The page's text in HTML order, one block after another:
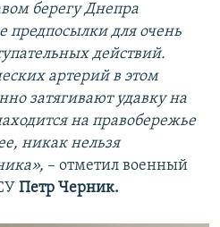
берегу Днепра
предпосылки для очень
действий.
артерий в этом
затягивают удавку на
на правобережье
никак нельзя
– отметил военный
Петр Черник.